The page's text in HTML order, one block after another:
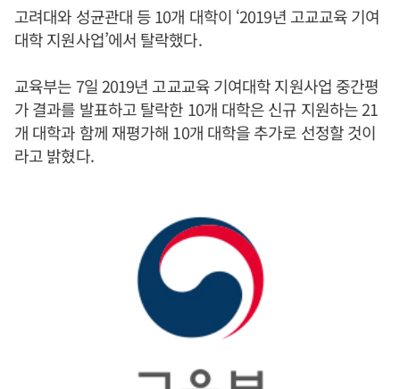
고려대와 성균관대 등 10개 대학이 ‘2019년 고교교육 기여
대학 지원사업’에서 탈락했다.
교육부는 7일 2019년 고교교육 기여대학 지원사업 중간평
가 결과를 발표하고 탈락한 10개 대학은 신규 지원하는 21
개 대학과 함께 재평가해 10개 대학을 추가로 선정할 것이
라고 밝혔다.